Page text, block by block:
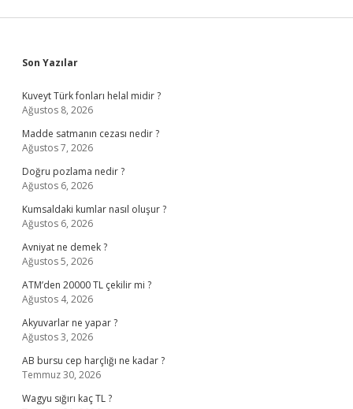
Sidebar
Son Yazılar
Kuveyt Türk fonları helal midir ?
Ağustos 8, 2026
Madde satmanın cezası nedir ?
Ağustos 7, 2026
Doğru pozlama nedir ?
Ağustos 6, 2026
Kumsaldaki kumlar nasıl oluşur ?
Ağustos 6, 2026
Avniyat ne demek ?
Ağustos 5, 2026
ATM’den 20000 TL çekilir mi ?
Ağustos 4, 2026
Akyuvarlar ne yapar ?
Ağustos 3, 2026
AB bursu cep harçlığı ne kadar ?
Temmuz 30, 2026
Wagyu sığırı kaç TL ?